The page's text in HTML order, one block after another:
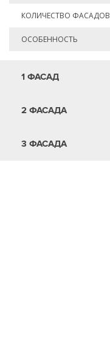
КОЛИЧЕСТВО ФАСАДОВ
ОСОБЕННОСТЬ
1 ФАСАД
2 ФАСАДА
3 ФАСАДА